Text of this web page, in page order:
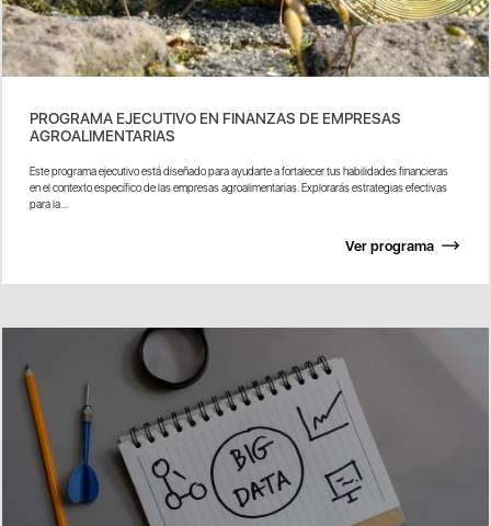
PROGRAMA EJECUTIVO EN FINANZAS DE EMPRESAS
AGROALIMENTARIAS
Este programa ejecutivo está diseñado para ayudarte a fortalecer tus habilidades financieras
en el contexto específico de las empresas agroalimentarias. Explorarás estrategias efectivas
para la...
Ver programa